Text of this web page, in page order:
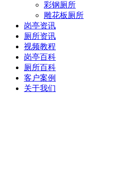
彩钢厕所
雕花板厕所
岗亭资讯
厕所资讯
视频教程
岗亭百科
厕所百科
客户案例
关于我们